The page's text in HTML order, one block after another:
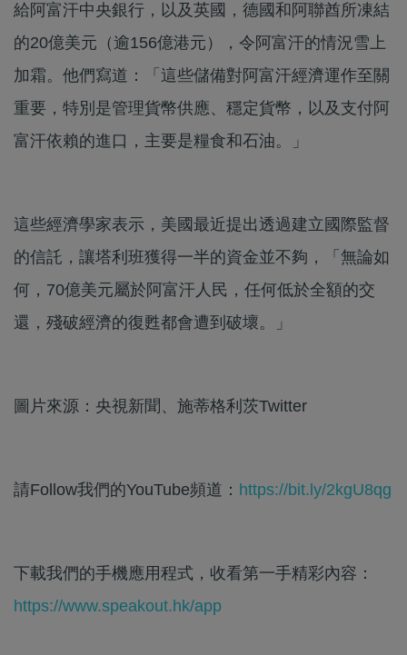
給阿富汗中央銀行，以及英國，德國和阿聯酋所凍結
的20億美元（逾156億港元），令阿富汗的情況雪上
加霜。他們寫道：「這些儲備對阿富汗經濟運作至關
重要，特別是管理貨幣供應、穩定貨幣，以及支付阿
富汗依賴的進口，主要是糧食和石油。」
這些經濟學家表示，美國最近提出透過建立國際監督
的信託，讓塔利班獲得一半的資金並不夠，「無論如
何，70億美元屬於阿富汗人民，任何低於全額的交
還，殘破經濟的復甦都會遭到破壞。」
圖片來源：央視新聞、施蒂格利茨Twitter
請Follow我們的YouTube頻道： https://bit.ly/2kgU8qg
下載我們的手機應用程式，收看第一手精彩內容：
https://www.speakout.hk/app